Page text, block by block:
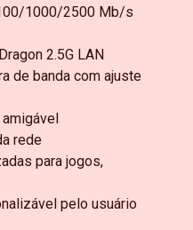
1000/2500 Mb/s
2.5G LAN
de banda com ajuste
rede
para jogos,
pelo usuário